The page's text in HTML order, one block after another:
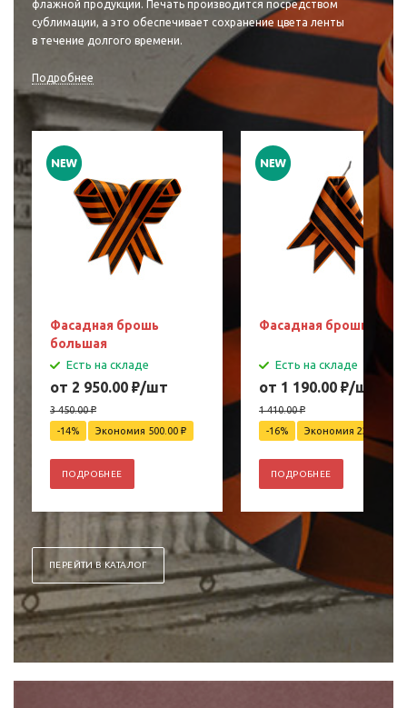
флажной продукции. Печать производится посредством
сублимации, а это обеспечивает сохранение цвета ленты
в течение долгого времени.
Подробнее
Фасадная брошь
большая
Есть на складе
от 2 950.00 ₽/шт
3 450.00₽
-14%
Экономия 500.00 ₽
ПОДРОБНЕЕ
Фасадная брошь
Есть на складе
от 1 190.00 ₽/шт
1 410.00₽
-16%
Экономия 220.00
ПОДРОБНЕЕ
ПЕРЕЙТИ В КАТАЛОГ